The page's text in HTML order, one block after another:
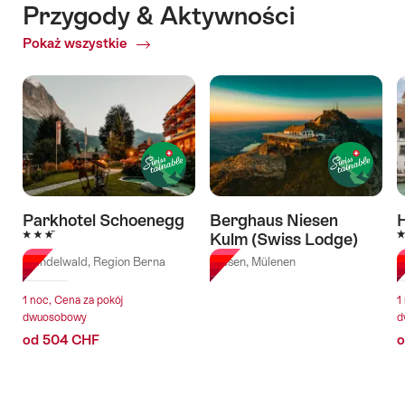
Przygody & Aktywności
Pokaż wszystkie
of
Aktywności
Parkhotel Schoenegg
3 Stars
Grindelwald, Region Berna
1 noc, Cena za pokój
dwuosobowy
od 504 CHF
Berghaus Niesen
Kulm (Swiss Lodge)
Niesen, Mülenen
1